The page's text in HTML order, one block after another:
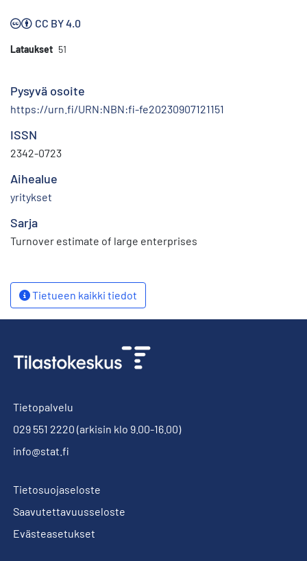
CC BY 4.0
Lataukset 51
Pysyvä osoite
https://urn.fi/URN:NBN:fi-fe20230907121151
ISSN
2342-0723
Aihealue
yritykset
Sarja
Turnover estimate of large enterprises
Tietueen kaikki tiedot
Tietopalvelu
029 551 2220 (arkisin klo 9.00-16.00)
info@stat.fi
Tietosuojaseloste
Saavutettavuusseloste
Evästeasetukset